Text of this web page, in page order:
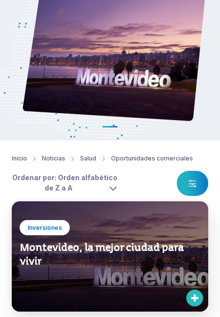
Inicio Noticias Salud Oportunidades comerciales
Ordenar por: Orden alfabético
de Z a A
Inversiones
Montevideo, la mejor ciudad para
vivir